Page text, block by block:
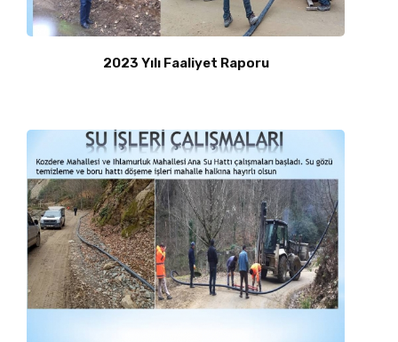
2023 Yılı Faaliyet Raporu